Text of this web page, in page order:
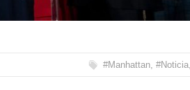
#Manhattan, #Noticia,